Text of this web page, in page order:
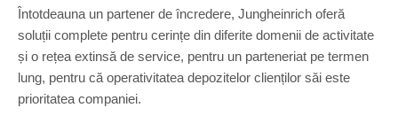
Întotdeauna un partener de încredere, Jungheinrich oferă
soluții complete pentru cerințe din diferite domenii de activitate
și o rețea extinsă de service, pentru un parteneriat pe termen
lung, pentru că operativitatea depozitelor clienților săi este
prioritatea companiei.